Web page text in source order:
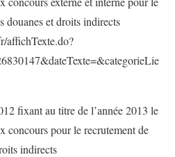
douanes et droits indirects
affichTexte.do?
fixant au titre de l’année 2013 le
concours pour le recrutement de
indirects